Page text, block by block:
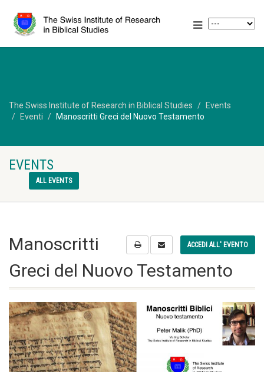
The Swiss Institute of Research in Biblical Studies
Events
Eventi
Manoscritti Greci del Nuovo Testamento
EVENTS
ALL EVENTS
ACCEDI ALL' EVENTO
Manoscritti
Greci del Nuovo Testamento